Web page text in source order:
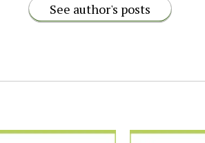
See author's posts